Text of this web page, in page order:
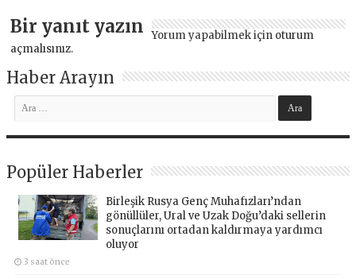
Bir yanıt yazın Yorum yapabilmek için oturum
açmalısınız.
Haber Arayın
Popüler Haberler
Birleşik Rusya Genç Muhafızları’ndan
gönüllüler, Ural ve Uzak Doğu’daki sellerin
sonuçlarını ortadan kaldırmaya yardımcı
oluyor
3 saat önce